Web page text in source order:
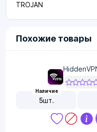
TROJAN
Похожие товары
Наличие
5шт.